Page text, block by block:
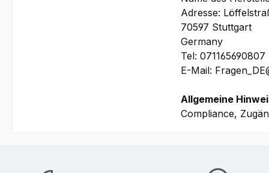
WorkStation
Ihrem Lenovo
benötigen, um die
Adresse:
70597 Stuttgart
Germany
Tel: 071165690807
E-Mail:
Allgemeine
Compliance,